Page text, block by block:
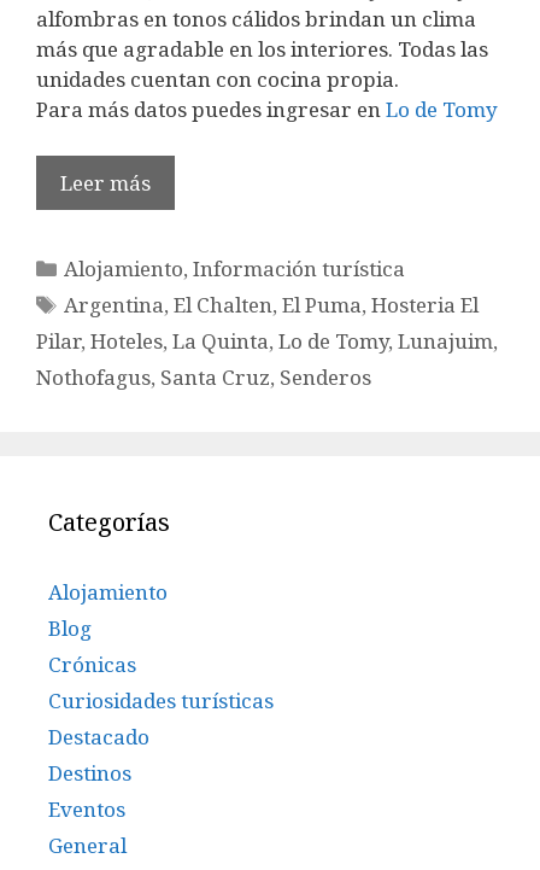
alfombras en tonos cálidos brindan un clima
más que agradable en los interiores. Todas las
unidades cuentan con cocina propia.
Para más datos puedes ingresar enLo de Tomy
Leer más
Categorías
Alojamiento,Información turística
Etiquetas
Argentina,El Chalten,El Puma,Hosteria El
Pilar, Hoteles, La Quinta, Lo de Tomy, Lunajuim,
Nothofagus, Santa Cruz, Senderos
Categorías
Alojamiento
Blog
Crónicas
Curiosidades turísticas
Destacado
Destinos
Eventos
General